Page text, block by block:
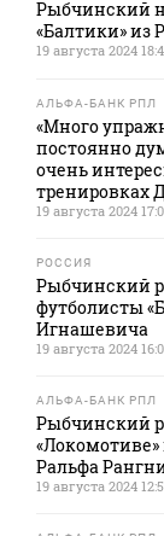
Рыбчинский
«Балтики» из
19 августа 2024
АЛЬФА-БАНК РПЛ
«Много
постоянно
очень
тренировках
19 августа 2024
РОССИЯ
Рыбчинский
футболисты
Игнашевича
19 августа 2024
АЛЬФА-БАНК РПЛ
Рыбчинский
Ральфа
19 августа 2024